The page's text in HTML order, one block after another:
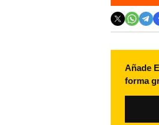
Añade
forma